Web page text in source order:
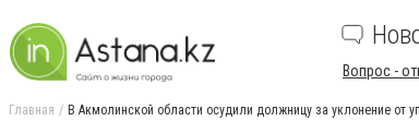
Вопрос -
Главная В Акмолинской области осудили должницу за уклонение от